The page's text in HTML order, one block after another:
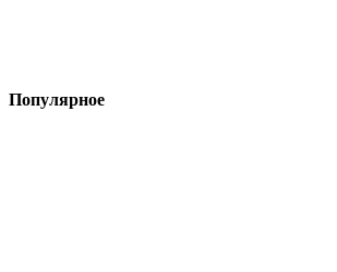
Популярное